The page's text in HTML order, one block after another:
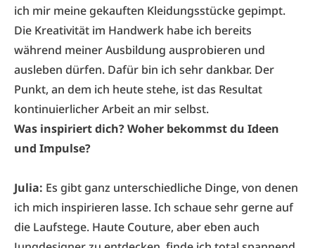
ich mir meine gekauften Kleidungsstücke gepimpt.
Die Kreativität im Handwerk habe ich bereits
während meiner Ausbildung ausprobieren und
ausleben dürfen. Dafür bin ich sehr dankbar. Der
Punkt, an dem ich heute stehe, ist das Resultat
kontinuierlicher Arbeit an mir selbst.
Was inspiriert dich? Woher bekommst du Ideen
und Impulse?
Julia: Es gibt ganz unterschiedliche Dinge, von denen
ich mich inspirieren lasse. Ich schaue sehrgerne auf
die Laufstege. Haute Couture, aber eben auch